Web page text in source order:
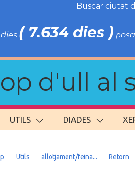
Buscar ciutat
( 7.634 dies )
d'ull al
UTILS DIADES
Utils allotjament/feina... Retorn